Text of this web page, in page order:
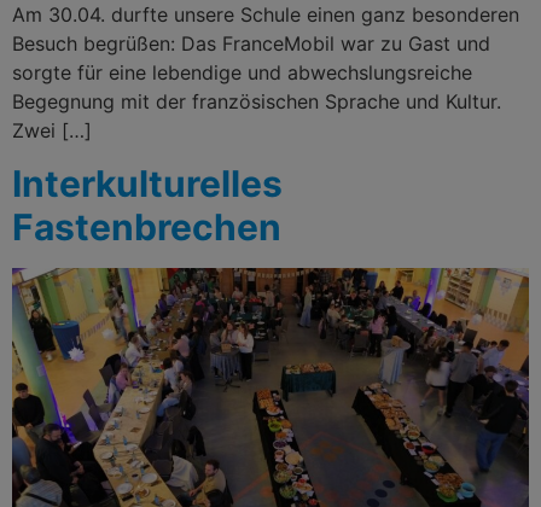
Am 30.04. durfte unsere Schule einen ganz besonderen
Besuch begrüßen: Das FranceMobil war zu Gast und
sorgte für eine lebendige und abwechslungsreiche
Begegnung mit der französischen Sprache und Kultur.
Zwei […]
Interkulturelles
Fastenbrechen